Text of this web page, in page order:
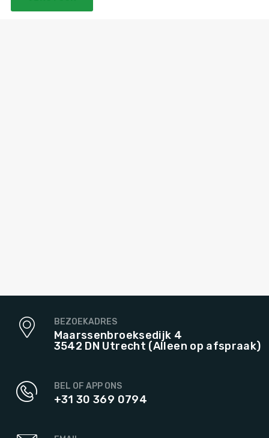
BEZOEKADRES
Maarssenbroeksedijk 4
3542 DN Utrecht (Alleen op afspraak)
BEL OF APP ONS
+31 30 369 0794